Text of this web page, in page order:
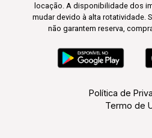
locação. A disponibilidade dos
mudar devido à alta rotatividade.
não garantem reserva,
Política de
Termo de